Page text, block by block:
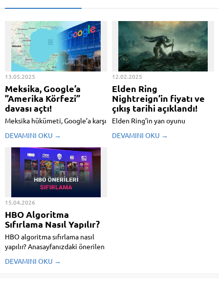
13.05.2025
Meksika, Google’a
”Amerika Körfezi”
davası açtı!
Meksika hükümeti, Google’a karşı
başlattı. Davanın münasebeti ise,
şirketin harita hizmetlerinde
Meksika Körfezi’ni ABD’li
kullanıcılara “Amerika Körfezi”
olarak göstermesi. Meksika
Devlet Başkanı Claudia
Sheinbaum, bu ...
DEVAMINI OKU →
12.02.2025
Elden Ring
Nightreign’in fiyatı ve
çıkış tarihi açıklandı!
Elden Ring’in yan oyunu
tarihi sonunda açıklandı. Bandai
DEVAMINI OKU →
15.04.2026
HBO Algoritma
Sıfırlama Nasıl Yapılır?
HBO algoritma sıfırlama nasıl
yapılır? Anasayfanızdaki önerilen
sıfırlamaya dair ayrıntılara
DEVAMINI OKU →